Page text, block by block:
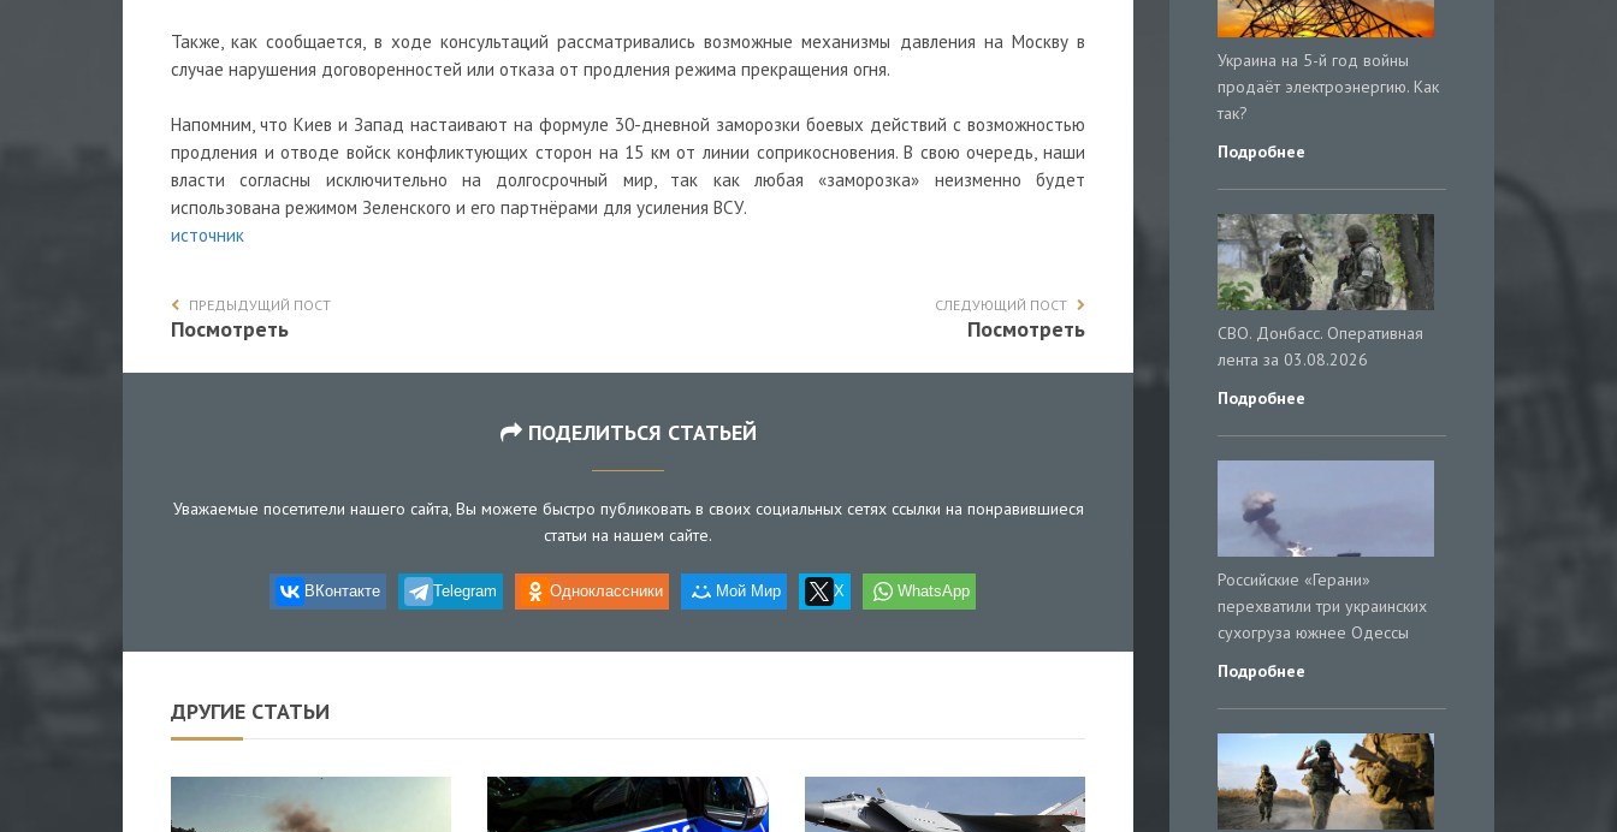
Также, как сообщается, в ходе консультаций рассматривались возможные механизмы давления на Москву в
случае нарушения договоренностей или отказа от продления режима прекращения огня.
Напомним, что Киев и Запад настаивают на формуле 30-дневной заморозки боевых действий с возможностью
продления и отводе войск конфликтующих сторон на 15 км от линии соприкосновения. В свою очередь, наши
власти согласны исключительно на долгосрочный мир, так как любая «заморозка» неизменно будет
использована режимом Зеленского и его партнёрами для усиления ВСУ.
источник
ПРЕДЫДУЩИЙ ПОСТ
Посмотреть
СЛЕДУЮЩИЙ ПОСТ
Посмотреть
ПОДЕЛИТЬСЯ СТАТЬЕЙ
Уважаемые посетители нашего сайта, Вы можете быстро публиковать в своих социальных сетях ссылки на понравившиеся
статьи на нашем сайте.
ВКонтакте Telegram Одноклассники Мой Мир X WhatsApp
ДРУГИЕ СТАТЬИ
Украина на 5-й год войны
продаёт электроэнергию. Как
так?
Подробнее
СВО. Донбасс. Оперативная
лента за 03.08.2026
Подробнее
Российские «Герани»
перехватили три украинских
сухогруза южнее Одессы
Подробнее